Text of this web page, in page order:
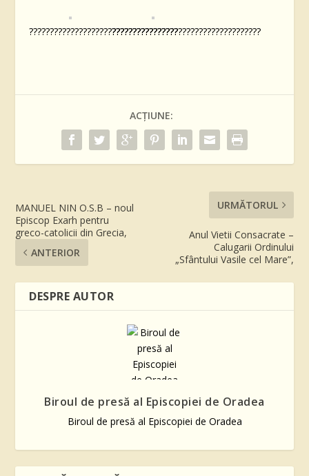
????????????????????????????????????????????????????????????????????????
ACȚIUNE:
MANUEL NIN O.S.B – noul
Episcop Exarh pentru
greco-catolicii din Grecia,
ANTERIOR
URMĂTORUL
Anul Vietii Consacrate –
Calugarii Ordinului
„Sfântului Vasile cel Mare”,
DESPRE AUTOR
Biroul de presă al Episcopiei de Oradea
Biroul de presă al Episcopiei de Oradea